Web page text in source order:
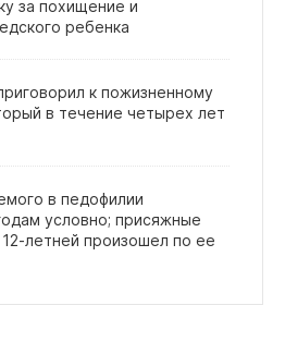
за похищение и
ребенка
к пожизненному
в течение четырех лет
в педофилии
условно; присяжные
произошел по ее